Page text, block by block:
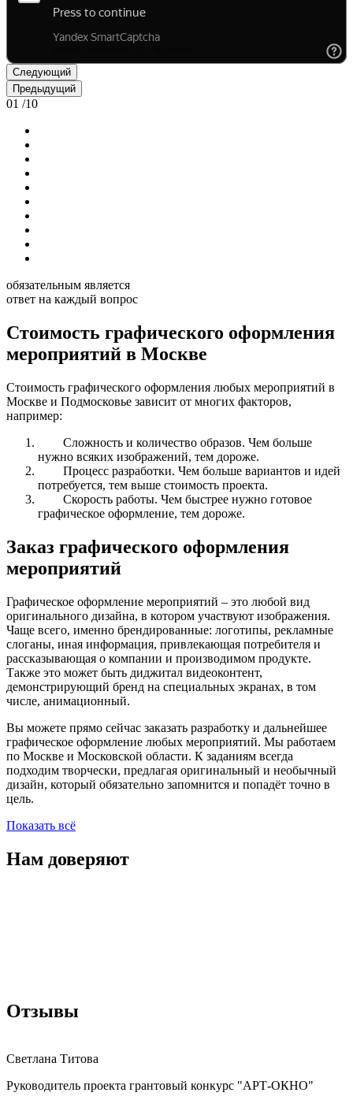
Следующий
Предыдущий
01 /10
обязательным является
ответ на каждый вопрос
Стоимость графического оформления
мероприятий в Москве
Стоимость графического оформления любых мероприятий в
Москве и Подмосковье зависит от многих факторов,
например:
Сложность и количество образов. Чем больше
нужно всяких изображений, тем дороже.
Процесс разработки. Чем больше вариантов и идей
потребуется, тем выше стоимость проекта.
Скорость работы. Чем быстрее нужно готовое
графическое оформление, тем дороже.
Заказ графического оформления
мероприятий
Графическое оформление мероприятий – это любой вид
оригинального дизайна, в котором участвуют изображения.
Чаще всего, именно брендированные: логотипы, рекламные
слоганы, иная информация, привлекающая потребителя и
рассказывающая о компании и производимом продукте.
Также это может быть диджитал видеоконтент,
демонстрирующий бренд на специальных экранах, в том
числе, анимационный.
Вы можете прямо сейчас заказать разработку и дальнейшее
графическое оформление любых мероприятий. Мы работаем
по Москве и Московской области. К заданиям всегда
подходим творчески, предлагая оригинальный и необычный
дизайн, который обязательно запомнится и попадёт точно в
цель.
Показать всё
Нам доверяют
Отзывы
Светлана Титова
Руководитель проекта грантовый конкурс "АРТ-ОКНО"